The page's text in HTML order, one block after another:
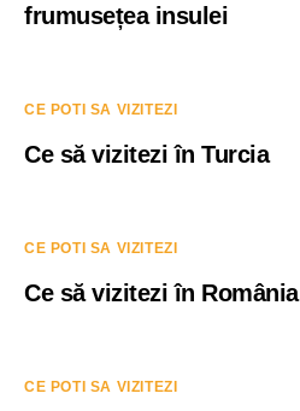
frumusețea insulei
CE POTI SA VIZITEZI
Ce să vizitezi în Turcia
CE POTI SA VIZITEZI
Ce să vizitezi în România
CE POTI SA VIZITEZI